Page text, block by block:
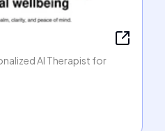
AI Therapist for